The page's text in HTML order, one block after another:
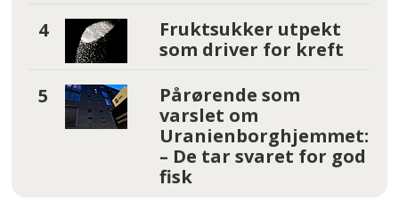
Fruktsukker utpekt
som driver for kreft
Pårørende som
varslet om
Uranienborghjemmet:
– De tar svaret for god
fisk